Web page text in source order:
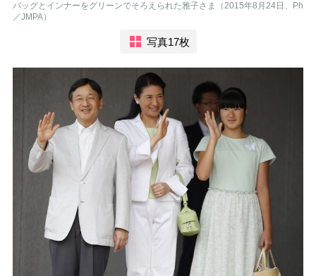
バッグとインナーをグリーンでそろえられた雅子さま（2015年8月24日、Ph
／JMPA）
写真17枚